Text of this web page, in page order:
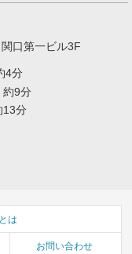
口第一ビル3F
4分
約9分
13分
は
お問い合わせ